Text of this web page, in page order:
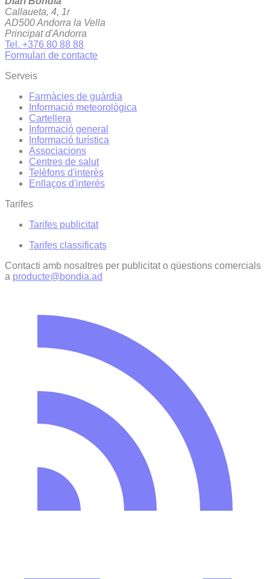
Callaueta, 4, 1r
AD500 Andorra la Vella
Principat d'Andorra
Tel. +376 80 88 88
Formulari de contacte
Serveis
Farmàcies de guàrdia
Informació meteorològica
Cartellera
Informació general
Informació turística
Associacions
Centres de salut
Telèfons d'interès
Enllaços d'interés
Tarifes
Tarifes publicitat
Tarifes classificats
Contacti amb nosaltres per publicitat o qüestions comercials
a producte@bondia.ad